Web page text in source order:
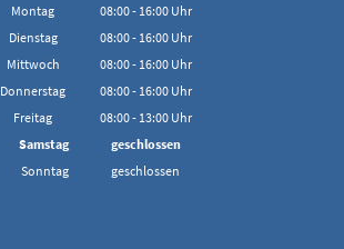
Montag 08:00- 16:00Uhr
Von 08:00 bis 16:00 Uhr
Dienstag 08:00- 16:00Uhr
Von 08:00 bis 16:00 Uhr
Mittwoch 08:00- 16:00Uhr
Von 08:00 bis 16:00 Uhr
Donnerstag 08:00- 16:00Uhr
Von 08:00 bis 16:00 Uhr
Freitag 08:00- 13:00Uhr
Von 08:00 bis 13:00 Uhr
Samstag
geschlossen
Sonntag
geschlossen